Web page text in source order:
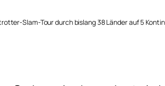
Slam-Tour durch bislang 38 Länder auf 5